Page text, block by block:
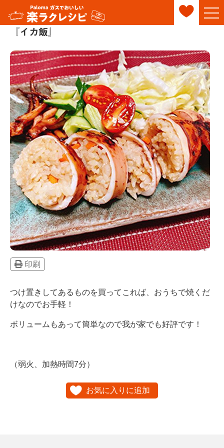
『イカ飯』
印刷
つけ置きしてあるものを買ってこれば、おうちで焼くだ
けなのでお手軽！
ボリュームもあって簡単なので我が家でも好評です！
（弱火、加熱時間7分）
お気に入りに追加